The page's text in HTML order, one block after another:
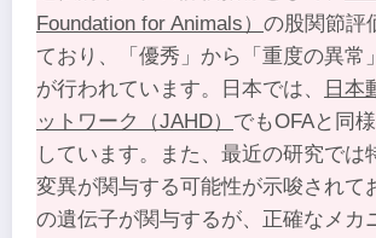
Foundation for Animals） の股関節評
ており、「優秀」から「重度の異常
が行われています。日本では、
日本
ットワーク（JAHD） でもOFAと同
しています。また、最近の研究では
変異が関与する可能性が示唆されて
の遺伝子が関与するが、正確なメカ